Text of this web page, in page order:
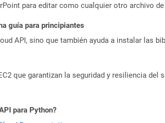
para editar como cualquier otro archivo
guía para principiantes
API, sino que también ayuda a instalar las
que garantizan la seguridad y resiliencia del
para Python?